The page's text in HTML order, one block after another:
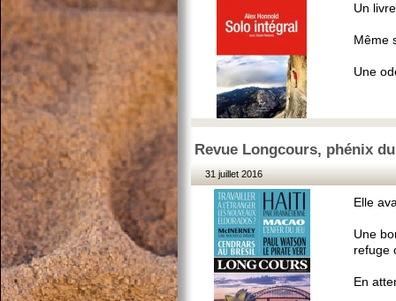
Un
Même
Une
Revue Longcours, phénix
31 juillet 2016
Elle
Une
refuge
En